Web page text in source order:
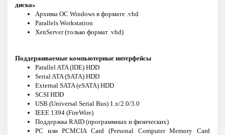
диска»
Архивы ОС Windows в формате .vhd
Parallels Workstation
XenServer (только формат .vhd)
Поддерживаемые компьютерные интерфейсы
Parallel ATA (IDE) HDD
Serial ATA (SATA) HDD
External SATA (eSATA) HDD
SCSI HDD
USB (Universal Serial Bus) 1.x/2.0/3.0
IEEE 1394 (FireWire)
Поддержка RAID (программных и физических)
PC или PCMCIA Card (Personal Computer Memory Card